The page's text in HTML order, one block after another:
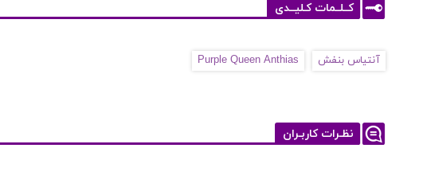
کــلــمات کـلیــدی
آنتیاس بنفش Purple Queen Anthias
نظـرات کاربـران